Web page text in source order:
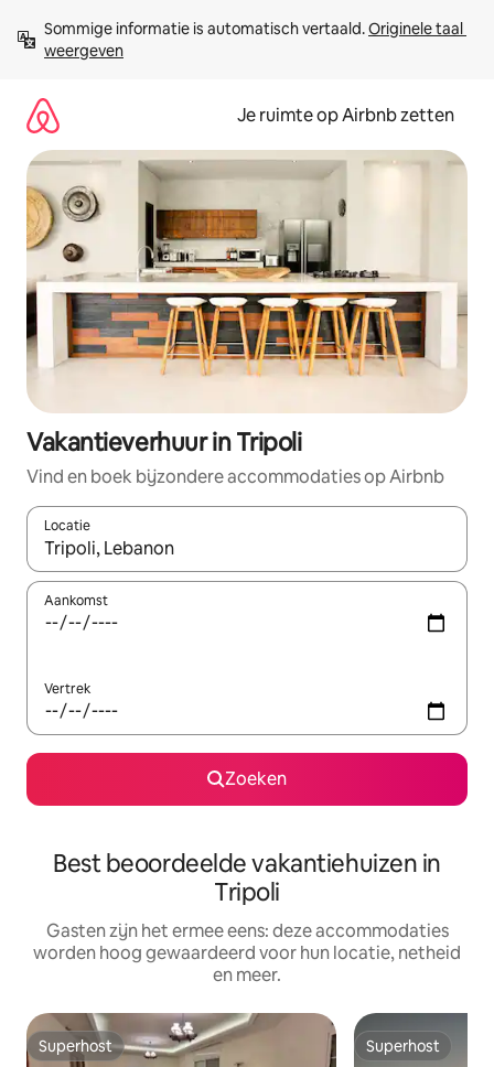
direct
naar
Sommige informatie is automatisch vertaald. Originele taal
weergeven
Je ruimte op Airbnb zetten
Vakantieverhuur in Tripoli
Vind en boek bijzondere accommodaties op Airbnb
Locatie
Wanneer er suggesties beschikbaar zijn, maak je een keuze
Aankomst
Vertrek
Zoeken
Best beoordeelde vakantiehuizen in
Tripoli
Gasten zijn het ermee eens: deze accommodaties
worden hoog gewaardeerd voor hun locatie, netheid
en meer.
Superhost
Superhost Superhost
Superhost